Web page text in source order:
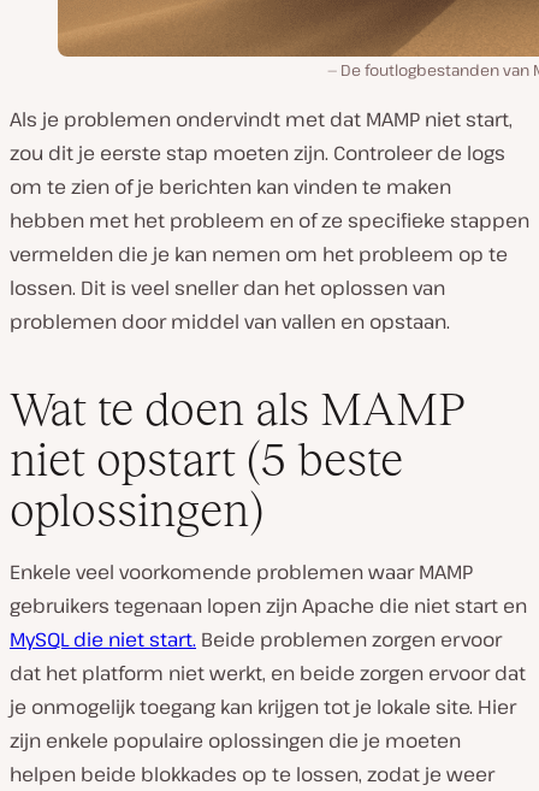
De foutlogbestanden van
Als je problemen ondervindt met dat MAMP niet start,
zou dit je eerste stap moeten zijn. Controleer de logs
om te zien of je berichten kan vinden te maken
hebben met het probleem en of ze specifieke stappen
vermelden die je kan nemen om het probleem op te
lossen. Dit is veel sneller dan het oplossen van
problemen door middel van vallen en opstaan.
Wat te doen als MAMP
niet opstart (5 beste
oplossingen)
Enkele veel voorkomende problemen waar MAMP
gebruikers tegenaan lopen zijn Apache die niet start en
MySQL die niet start. Beide problemen zorgen ervoor
dat het platform niet werkt, en beide zorgen ervoor dat
je onmogelijk toegang kan krijgen tot je lokale site. Hier
zijn enkele populaire oplossingen die je moeten
helpen beide blokkades op te lossen, zodat je weer